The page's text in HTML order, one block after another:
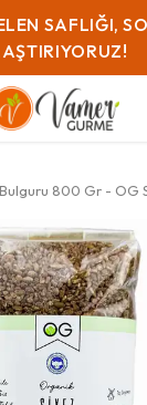
GÜN IÇI TESLIMAT
800 Gr - OG